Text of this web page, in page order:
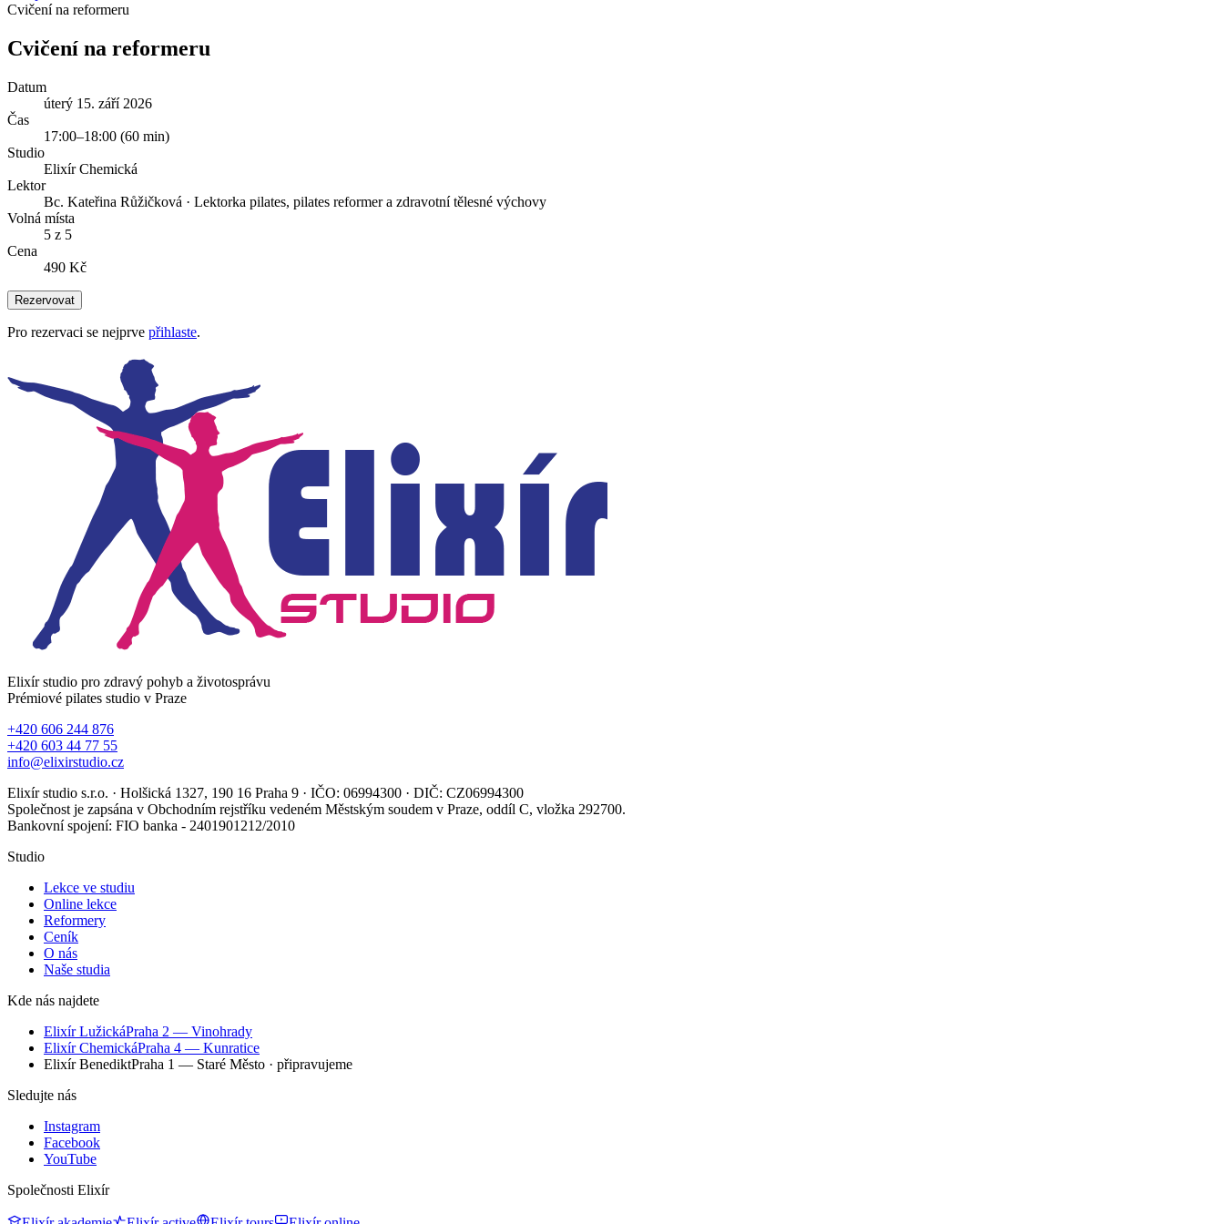
Cvičení na reformeru
Cvičení na reformeru
Datum
úterý 15. září 2026
Čas
17:00–18:00 (60 min)
Studio
Elixír Chemická
Lektor
Bc. Kateřina Růžičková · Lektorka pilates, pilates reformer a zdravotní tělesné výchovy
Volná místa
5 z 5
Cena
490 Kč
Rezervovat
Pro rezervaci se nejprve přihlaste.
Elixír studio pro zdravý pohyb a životosprávu
Prémiové pilates studio v Praze
+420 606 244 876
+420 603 44 77 55
info@elixirstudio.cz
Elixír studio s.r.o. · Holšická 1327, 190 16 Praha 9 · IČO: 06994300 · DIČ: CZ06994300
Společnost je zapsána v Obchodním rejstříku vedeném Městským soudem v Praze, oddíl C, vložka 292700.
Bankovní spojení: FIO banka - 2401901212/2010
Studio
Lekce ve studiu
Online lekce
Reformery
Ceník
O nás
Naše studia
Kde nás najdete
Elixír LužickáPraha 2 — Vinohrady
Elixír ChemickáPraha 4 — Kunratice
Elixír BenediktPraha 1 — Staré Město · připravujeme
Sledujte nás
Instagram
Facebook
YouTube
Společnosti Elixír